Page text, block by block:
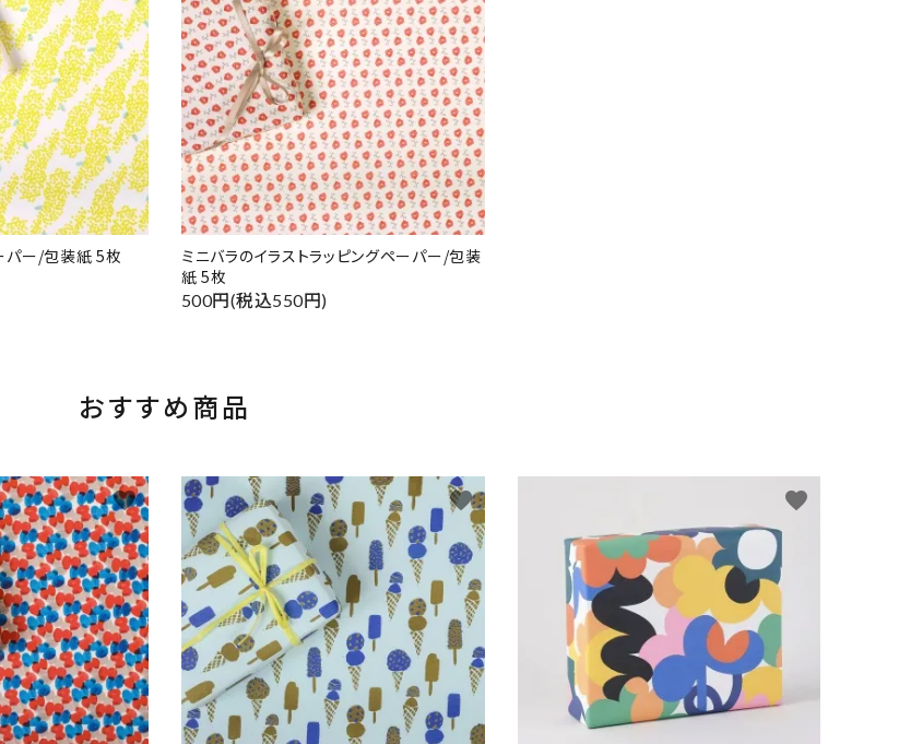
パー/包装紙 5枚
ミニバラのイラストラッピングペーパー/包装
紙 5枚
500円(税込550円)
おすすめ商品
favorite favorite favorite